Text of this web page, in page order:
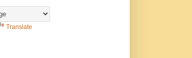
Translate